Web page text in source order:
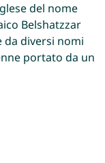
del nome
Belshatzzar
portato da un